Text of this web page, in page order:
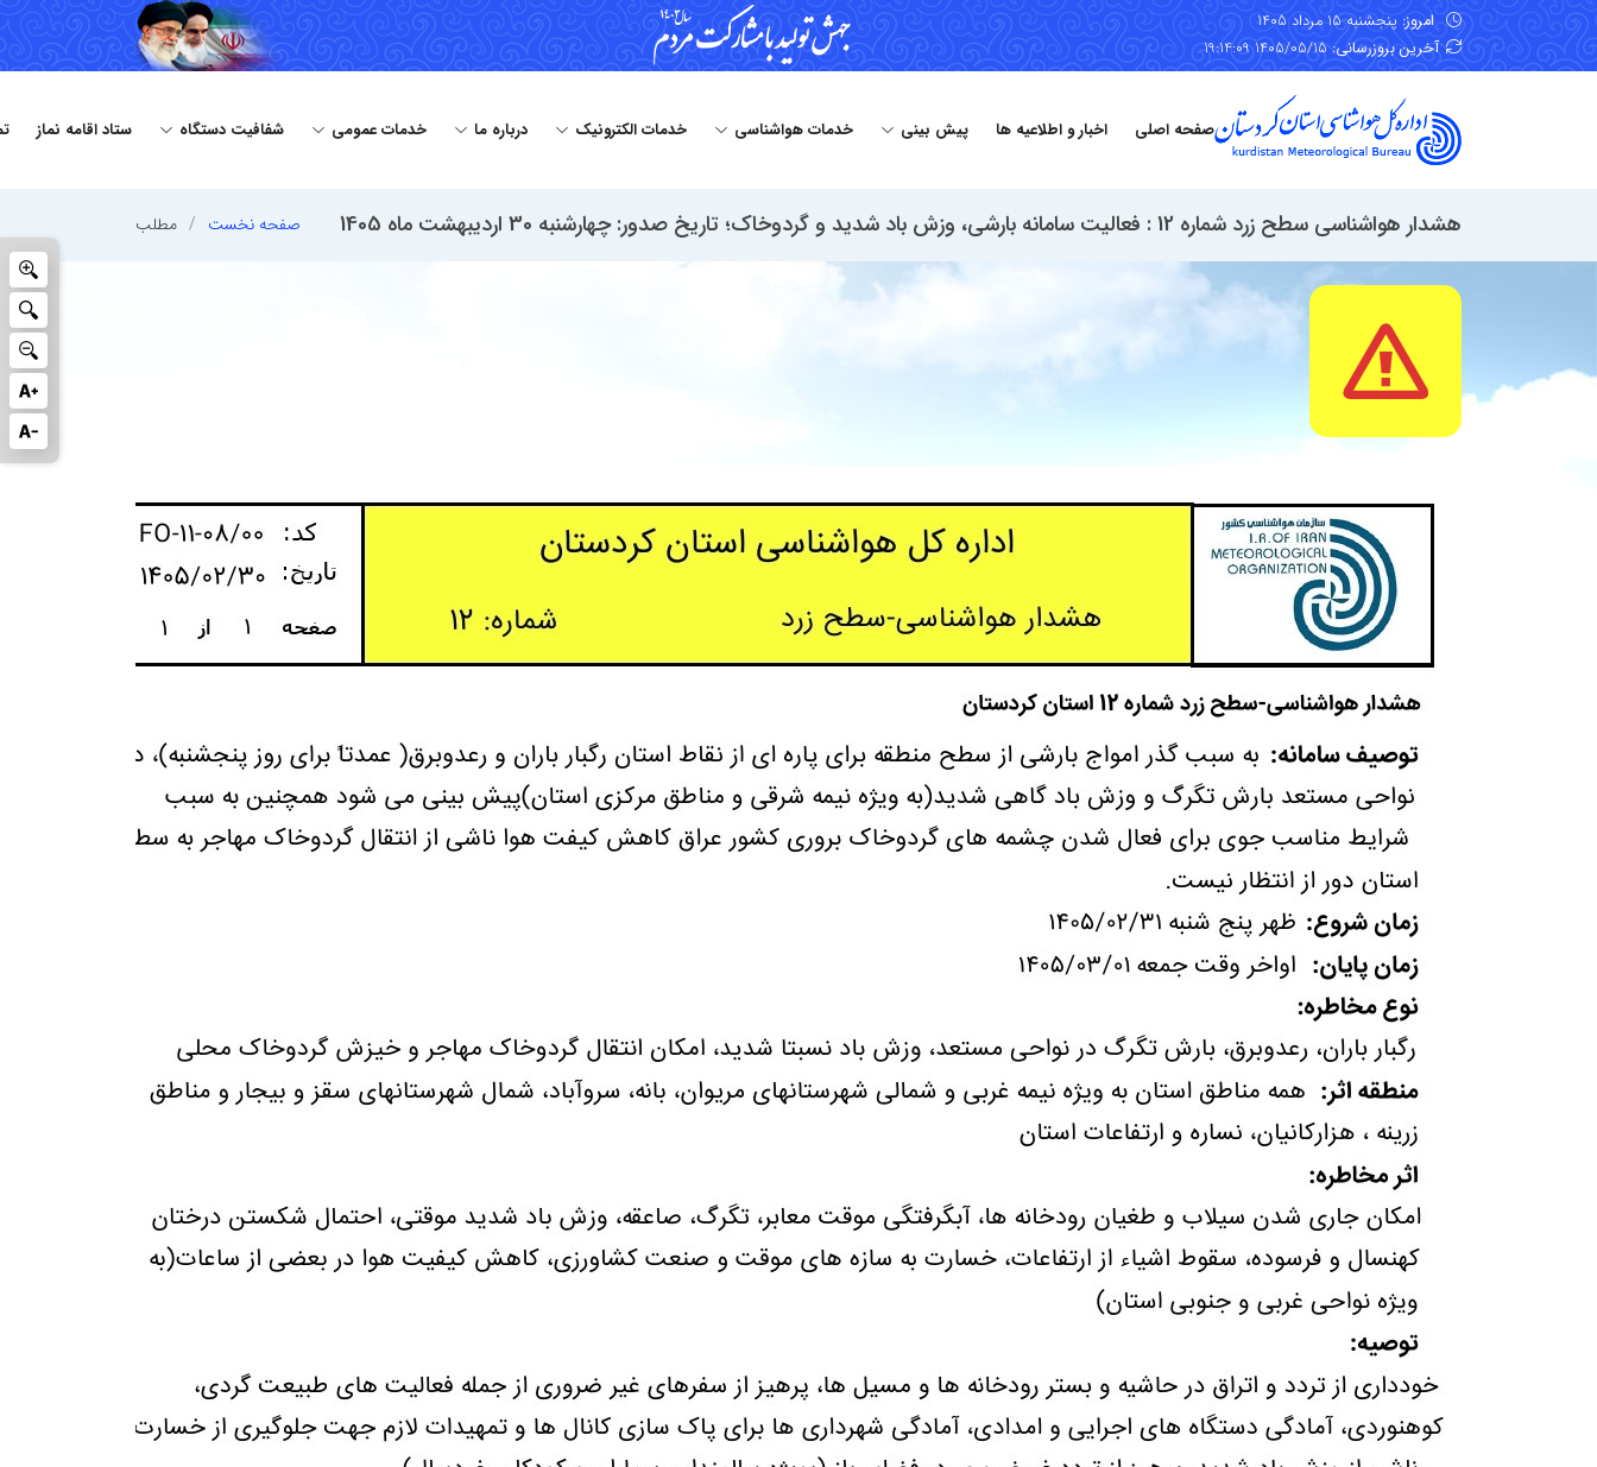
امروز: پنجشنبه 15 مرداد 1405
آخرین بروزرسانی: 1405/05/15 19:14:09
صفحه اصلی اخبار و اطلاعیه ها پیش بینی خدمات هواشناسی خدمات الکترونیک درباره ما خدمات عمومی شفافیت دستگاه ستاد اقامه نماز
هشدار هواشناسی سطح زرد شماره 12 : فعالیت سامانه بارشی، وزش باد شدید و گردوخاک؛ تاریخ صدور: چهارشنبه 30 اردیبهشت ماه 1405 صفحه نخست مطلب